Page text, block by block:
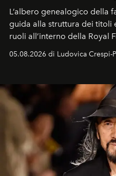
L’albero genealogico della
guida alla struttura dei titoli
ruoli all’interno della Royal
05.08.2026 di Ludovica Crespi-